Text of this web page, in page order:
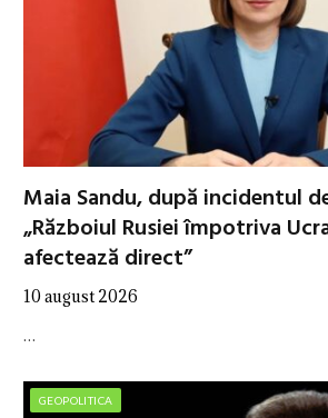
Maia Sandu, după incidentul
„Războiul Rusiei împotriva
afectează direct”
10 august 2026
…
GEOPOLITICA